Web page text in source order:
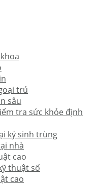
trú
sâu
tra sức khỏe định
ký sinh trùng
nhà
cao
thuật số
cao